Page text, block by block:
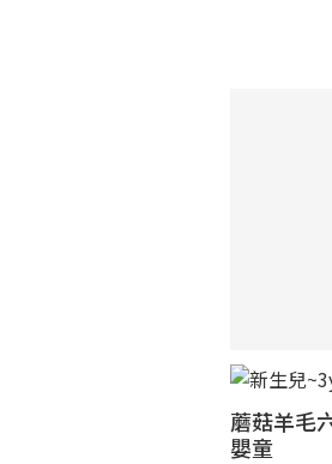
蘑菇羊毛
嬰童